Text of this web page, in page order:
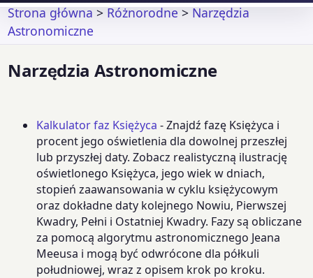
Strona główna>Różnorodne>Narzędzia
Astronomiczne
Narzędzia Astronomiczne
Kalkulator faz Księżyca - Znajdź fazę Księżyca i
procent jego oświetlenia dla dowolnej przeszłej
lub przyszłej daty. Zobacz realistyczną ilustrację
oświetlonego Księżyca, jego wiek w dniach,
stopień zaawansowania w cyklu księżycowym
oraz dokładne daty kolejnego Nowiu, Pierwszej
Kwadry, Pełni i Ostatniej Kwadry. Fazy są obliczane
za pomocą algorytmu astronomicznego Jeana
Meeusa i mogą być odwrócone dla półkuli
południowej, wraz z opisem krok po kroku.